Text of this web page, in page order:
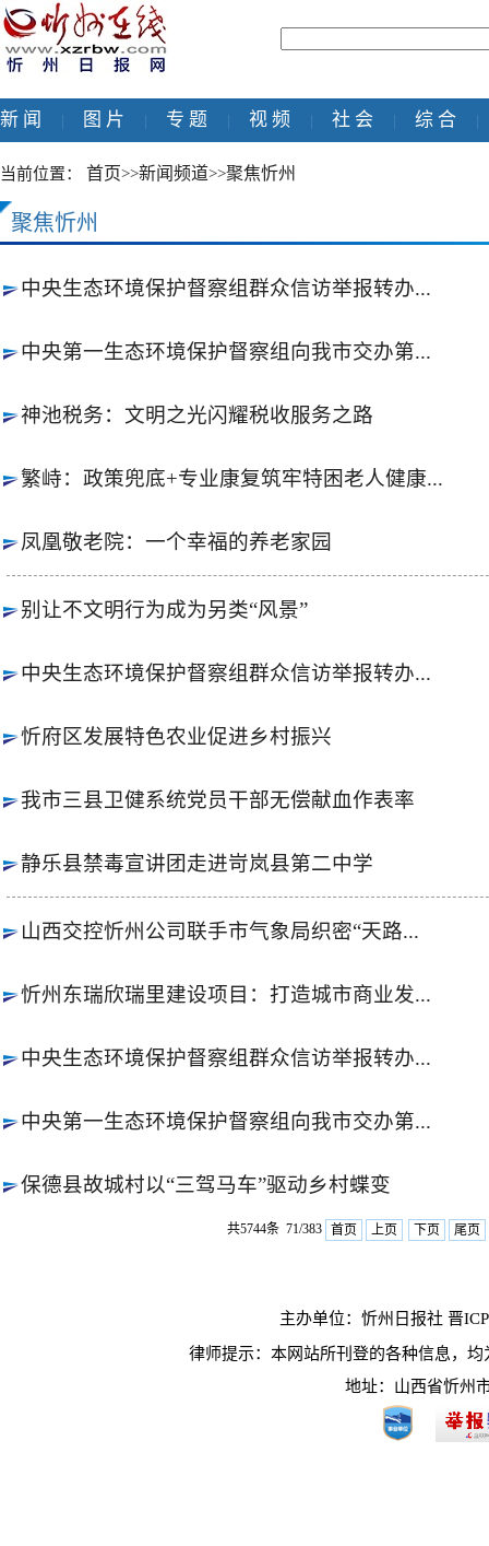
新 闻 图 片 专 题 视 频 社 会 综 合
当前位置： 首页>>新闻频道>>聚焦忻州
聚焦忻州
中央生态环境保护督察组群众信访举报转办...
中央第一生态环境保护督察组向我市交办第...
神池税务：文明之光闪耀税收服务之路
繁峙：政策兜底+专业康复筑牢特困老人健康...
凤凰敬老院：一个幸福的养老家园
别让不文明行为成为另类“风景”
中央生态环境保护督察组群众信访举报转办...
忻府区发展特色农业促进乡村振兴
我市三县卫健系统党员干部无偿献血作表率
静乐县禁毒宣讲团走进岢岚县第二中学
山西交控忻州公司联手市气象局织密“天路...
忻州东瑞欣瑞里建设项目：打造城市商业发...
中央生态环境保护督察组群众信访举报转办...
中央第一生态环境保护督察组向我市交办第...
保德县故城村以“三驾马车”驱动乡村蝶变
共5744条 71/383 首页 上页 下页 尾页
主办单位：忻州日报社 晋
律师提示：本网站所刊登的各种信息，
地址：山西省忻州